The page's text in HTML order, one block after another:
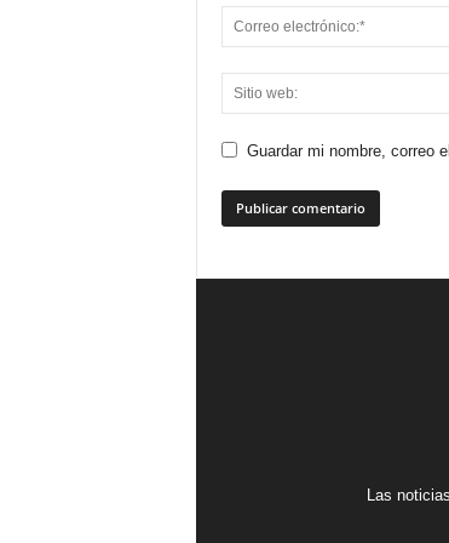
Guardar mi nombre, correo
Las